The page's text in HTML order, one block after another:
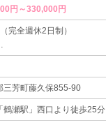
円～330,000円
完全週休2日制）
120日
三芳町藤久保855-90
鶴瀬駅」西口より徒歩25分